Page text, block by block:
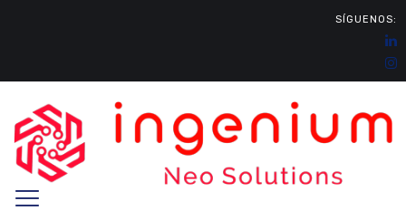
SÍGUENOS: